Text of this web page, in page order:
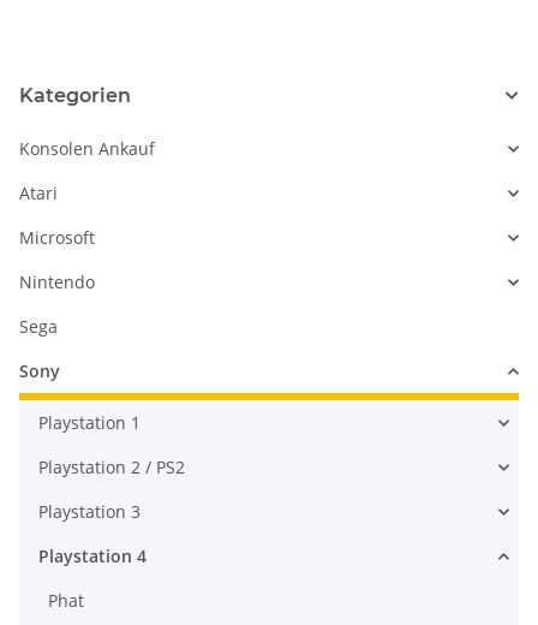
Kategorien
Konsolen Ankauf
Atari
Microsoft
Nintendo
Sega
Sony
Playstation 1
Playstation 2 / PS2
Playstation 3
Playstation 4
Phat